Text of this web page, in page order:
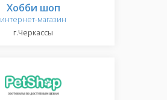
Хобби шоп
интернет-магазин
г.Черкассы